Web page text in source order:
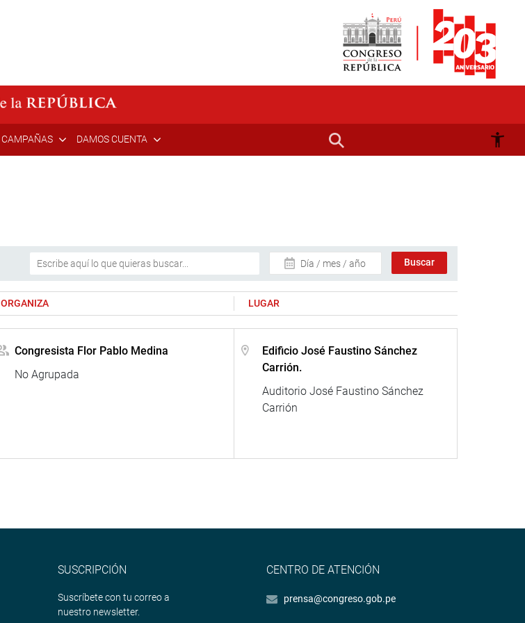
CAMPAÑAS DAMOS CUENTA
Día / mes / año
ORGANIZA LUGAR
Congresista Flor Pablo Medina
No Agrupada
Edificio José Faustino Sánchez
Carrión.
Auditorio José Faustino Sánchez
Carrión
SUSCRIPCIÓN
Suscríbete con tu correo a
nuestro newsletter.
CENTRO DE ATENCIÓN
prensa@congreso.gob.pe